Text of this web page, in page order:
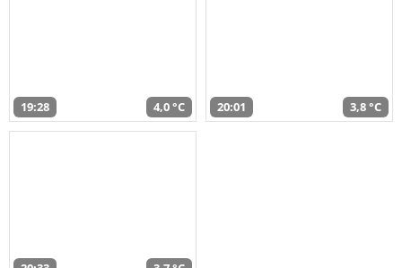
19:28 4,0 °C 20:01 3,8 °C